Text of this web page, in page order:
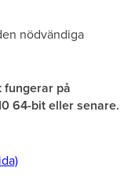
nödvändiga
fungerar på
64-bit eller senare.